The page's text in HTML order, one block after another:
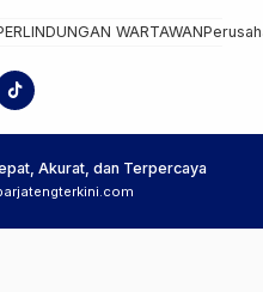
WARTAWAN
Akurat, dan Terpercaya